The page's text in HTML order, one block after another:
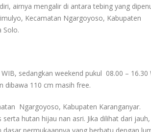
airnya mengalir di antara tebing yang
Kecamatan Ngargoyoso, Kabupaten
Solo.
sedangkan weekend pukul 08.00 – 16.30
dibawa 110 cm masih free.
Ngargoyoso, Kabupaten Karanganyar.
hutan hijau nan asri. Jika dilihat dari